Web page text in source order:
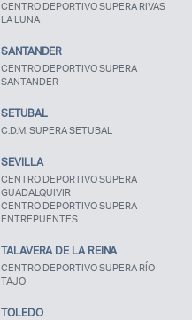
CENTRO DEPORTIVO SUPERA RIVAS
LA LUNA
SANTANDER
CENTRO DEPORTIVO SUPERA
SANTANDER
SETUBAL
C.D.M. SUPERA SETUBAL
SEVILLA
CENTRO DEPORTIVO SUPERA
GUADALQUIVIR
CENTRO DEPORTIVO SUPERA
ENTREPUENTES
TALAVERA DE LA REINA
CENTRO DEPORTIVO SUPERA RÍO
TAJO
TOLEDO